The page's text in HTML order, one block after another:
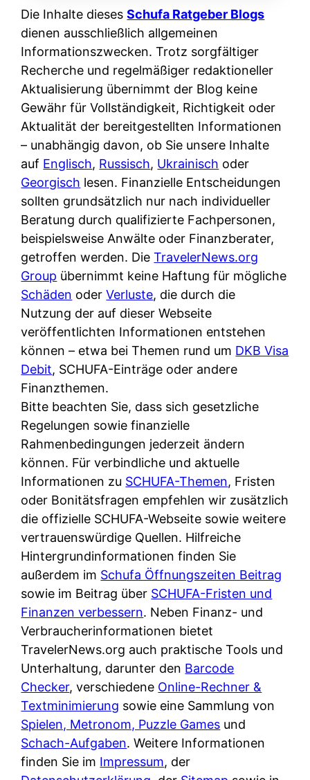
r
e
n
r
u
s
s
i
s
c
h
e
B
a
n
k
k
a
r
t
e
n
M
I
R
?
s
i
s
t
w
i
r
k
l
i
c
h
k
o
s
t
e
n
l
o
s
u
n
d
w
e
r
i
s
t
d
e
r
T
e
s
t
s
i
e
g
e
e
r
S
c
h
u
t
z
d
e
r
F
i
r
m
a
a
m
p
r
i
v
a
t
e
n
K
ü
c
h
e
n
t
i
s
c
h
e
n
d
e
Die Inhalte diesesSchufa Ratgeber Blogs
dienen ausschließlich allgemeinen
Informationszwecken. Trotz sorgfältiger
Recherche und regelmäßiger redaktioneller
Aktualisierung übernimmt der Blog keine
Gewähr für Vollständigkeit, Richtigkeit oder
Aktualität der bereitgestellten Informationen
– unabhängig davon, ob Sie unsere Inhalte
auf Englisch, Russisch, Ukrainisch oder
Georgisch lesen. Finanzielle Entscheidungen
sollten grundsätzlich nur nach individueller
Beratung durch qualifizierte Fachpersonen,
beispielsweise Anwälte oder Finanzberater,
getroffen werden. DieTravelerNews.org
Group übernimmt keine Haftung für mögliche
Schäden oderVerluste, die durch die
Nutzung der auf dieser Webseite
veröffentlichten Informationen entstehen
können – etwa bei Themen rund um DKB Visa
Debit, SCHUFA-Einträge oder andere
Finanzthemen.
Bitte beachten Sie, dass sich gesetzliche
Regelungen sowie finanzielle
Rahmenbedingungen jederzeit ändern
können. Für verbindliche und aktuelle
Informationen zu SCHUFA-Themen, Fristen
oder Bonitätsfragen empfehlen wir zusätzlich
die offizielle SCHUFA-Webseite sowie weitere
vertrauenswürdige Quellen. Hilfreiche
Hintergrundinformationen finden Sie
außerdem im Schufa Öffnungszeiten Beitrag
sowie im Beitrag über SCHUFA-Fristen und
Finanzen verbessern. Neben Finanz- und
Verbraucherinformationen bietet
TravelerNews.org auch praktische Tools und
Unterhaltung, darunter den Barcode
Checker, verschiedene Online-Rechner &
Textminimierung sowie eine Sammlung von
Spielen, Metronom, Puzzle Games und
Schach-Aufgaben. Weitere Informationen
finden Sie im Impressum, der